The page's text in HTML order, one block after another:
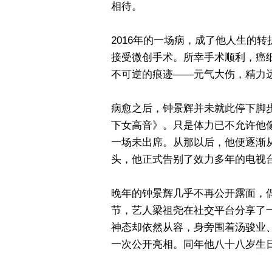
相待。
2016年的一场病，成了他人生的
接受微创手术。所幸手术顺利，癌
不可逆的痕迹——元气大伤，精力
病愈之后，钟景辉并未就此停下脚
下女高音》。只是体力已不允许他
一场未出席。从那以后，他便逐渐
头，他正式告别了效力多年的电视
晚年的钟景辉几乎不再公开露面，
节，艺人梁祖尧在社交平台分享了
神态却依然从容，身旁围着汤骏业
一次公开亮相。同年他八十八岁生